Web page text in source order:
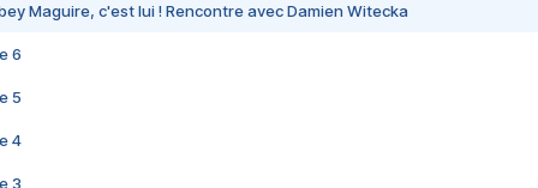
Maguire, c'est lui ! Rencontre avec Damien Witecka
6
5
4
3